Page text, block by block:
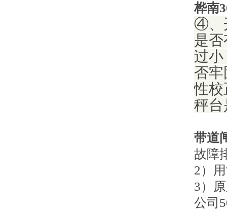
桦南
④、
是
过
否
性
秤台
带道
故障
2）
3）
公司